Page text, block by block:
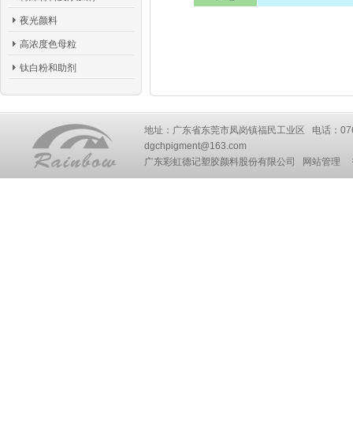
夜光颜料
高浓度色母粒
钛白粉和助剂
地址：广东省东莞市凤岗镇福民工业区 电话：
dgchpigment@163.com
广东彩虹德记塑胶颜料股份有限公司
网站管理